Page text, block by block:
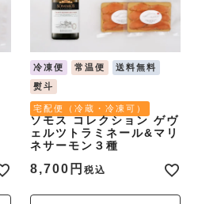
冷凍便 常温便
送料無料
熨斗
宅配便（冷蔵・冷凍可）
ソモス コレクション ゲヴ
ェルツトラミネール&マリ
ネサーモン３種
8,700 税込